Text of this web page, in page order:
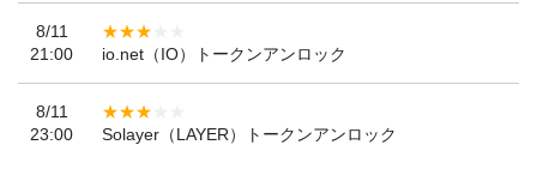
8/11
21:00
io.net（IO）トークンアンロック
8/11
23:00
Solayer（LAYER）トークンアンロック